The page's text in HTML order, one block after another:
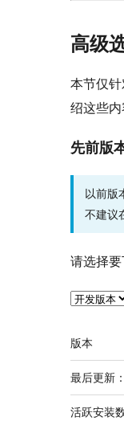
高级
本节仅
绍这些内
先前版
以前版
不建议
请选择要
额
外
信
息
版本
最后更新：
活跃安装